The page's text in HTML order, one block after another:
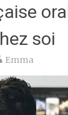
soi
Emma